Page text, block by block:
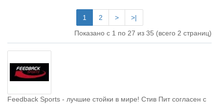
1 2 >
>|
Показано с 1 по 27 из 35 (всего 2 страниц)
Feedback Sports - лучшие стойки в мире! Стив Пит согласен с